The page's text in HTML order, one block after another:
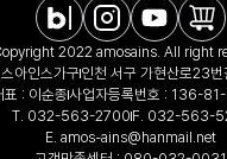
2022 amosains. All right
아인스가구인천 서구 가현산로23
표 : 이순종사업자등록번호 : 136-
T. 032-563-2700 F. 032-563-
E. amos-ains@hanmail.net